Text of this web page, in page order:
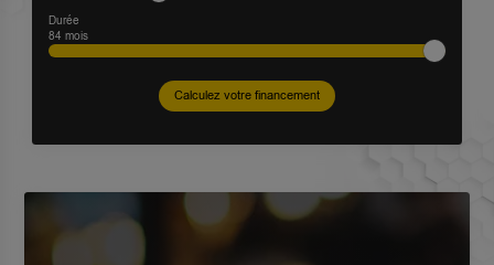
Durée
84 mois
Calculez votre financement